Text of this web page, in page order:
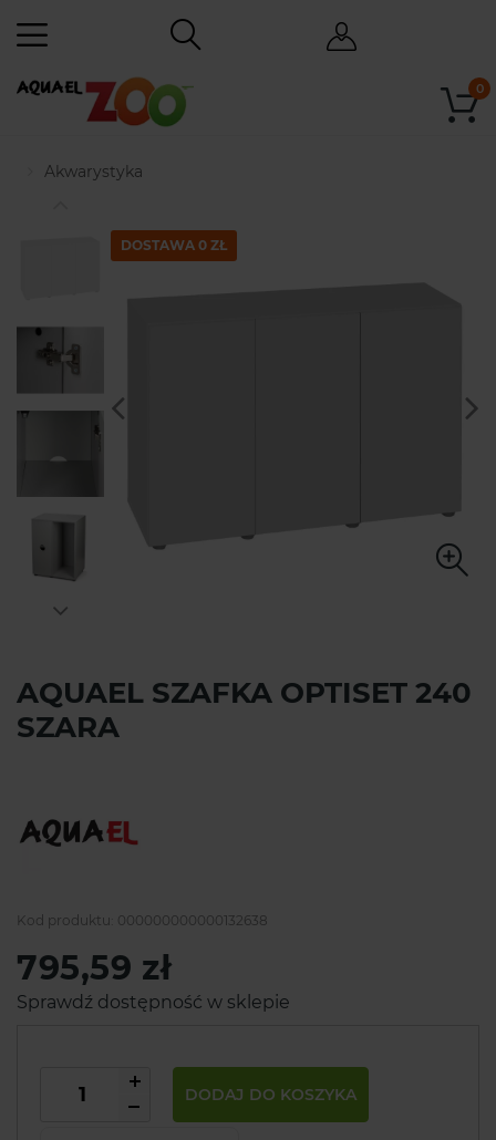
0
Akwarystyka
DOSTAWA 0 ZŁ
AQUAEL SZAFKA OPTISET 240
SZARA
Kod produktu: 000000000000132638
795,59 zł
Sprawdź dostępność w sklepie
DODAJ DO KOSZYKA